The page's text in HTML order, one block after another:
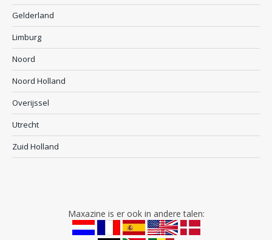
Gelderland
Limburg
Noord
Noord Holland
Overijssel
Utrecht
Zuid Holland
Maxazine is er ook in andere talen: